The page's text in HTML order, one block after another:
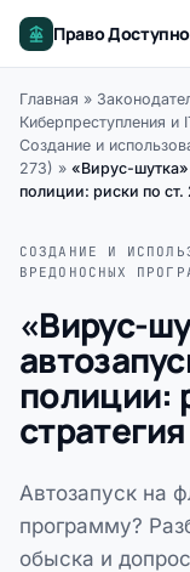
Право Доступно
Главная »
Киберпреступления и
Создание и
273) » «Вирус-шутка»
полиции: риски по ст.
СОЗДАНИЕ И
ВРЕДОНОСНЫХ
«Вирус-
полиции:
Автозапуск на
программу?
обыска и